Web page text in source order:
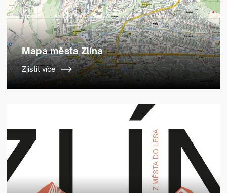
Mapa města Zlína
Zjistit více